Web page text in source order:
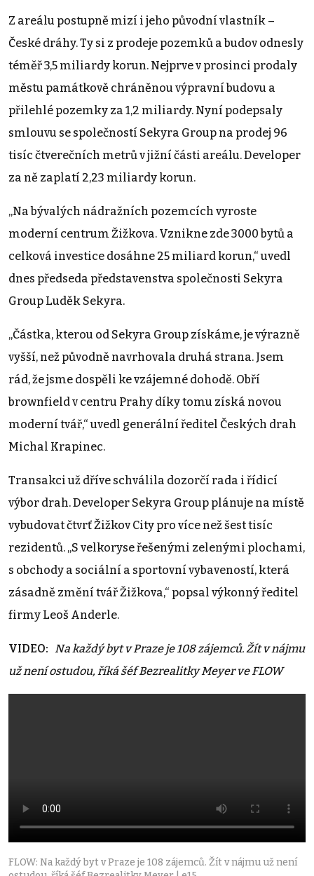
Z areálu postupně mizí i jeho původní vlastník –
České dráhy. Ty si z prodeje pozemků a budov odnesly
téměř 3,5 miliardy korun. Nejprve v prosinci prodaly
městu památkově chráněnou výpravní budovu a
přilehlé pozemky za 1,2 miliardy. Nyní podepsaly
smlouvu se společností Sekyra Group na prodej 96
tisíc čtverečních metrů v jižní části areálu. Developer
za ně zaplatí 2,23 miliardy korun.
„Na bývalých nádražních pozemcích vyroste
moderní centrum Žižkova. Vznikne zde 3000 bytů a
celková investice dosáhne 25 miliard korun,“ uvedl
dnes předseda představenstva společnosti Sekyra
Group Luděk Sekyra.
„Částka, kterou od Sekyra Group získáme, je výrazně
vyšší, než původně navrhovala druhá strana. Jsem
rád, že jsme dospěli ke vzájemné dohodě. Obří
brownfield v centru Prahy díky tomu získá novou
moderní tvář,“ uvedl generální ředitel Českých drah
Michal Krapinec.
Transakci už dříve schválila dozorčí rada i řídicí
výbor drah. Developer Sekyra Group plánuje na místě
vybudovat čtvrť Žižkov City pro více než šest tisíc
rezidentů. „S velkoryse řešenými zelenými plochami,
s obchody a sociální a sportovní vybaveností, která
zásadně změní tvář Žižkova,“ popsal výkonný ředitel
firmy Leoš Anderle.
VIDEO: Na každý byt v Praze je 108 zájemců. Žít v nájmu
už není ostudou, říká šéf Bezrealitky Meyer ve FLOW
FLOW: Na každý byt v Praze je 108 zájemců. Žít v nájmu už není